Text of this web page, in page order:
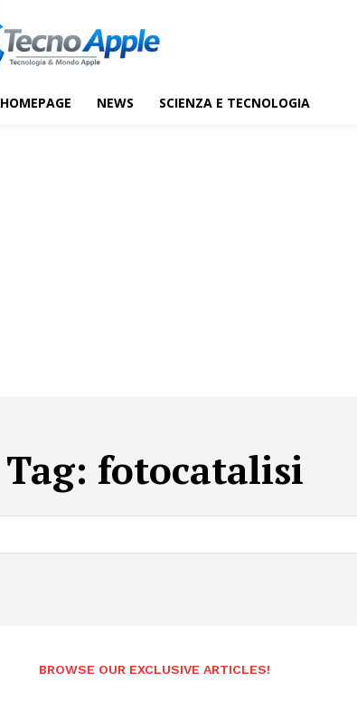
HOMEPAGE NEWS SCIENZA E TECNOLOGIA
Tag: fotocatalisi
BROWSE OUR EXCLUSIVE ARTICLES!